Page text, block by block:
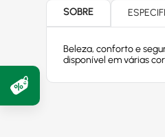
SOBRE
Beleza, conforto e
disponível em várias